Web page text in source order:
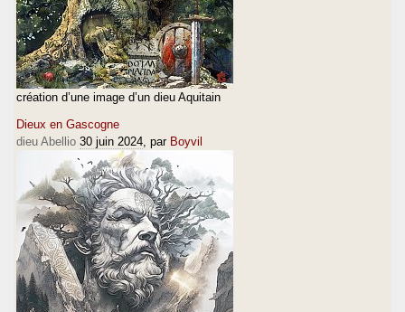
création d’une image d’un dieu Aquitain
Dieux en Gascogne
dieu Abellio 30 juin 2024 , par Boyvil